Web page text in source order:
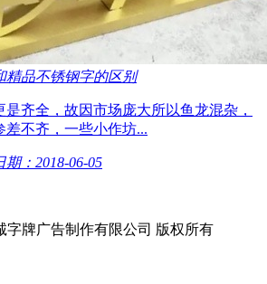
精品不锈钢字的区别
齐全，故因市场庞大所以鱼龙混杂，
差不齐，一些小作坊...
期：2018-06-05
字牌广告制作有限公司 版权所有